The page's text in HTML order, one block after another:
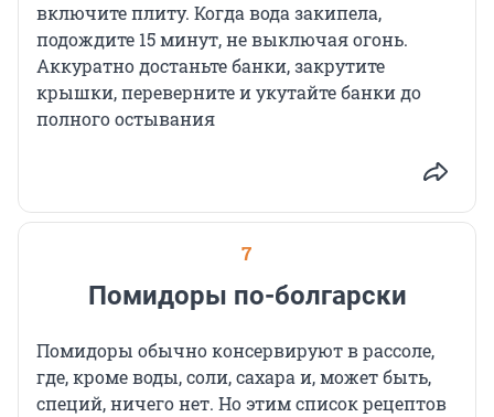
включите плиту. Когда вода закипела,
подождите 15 минут, не выключая огонь.
Аккуратно достаньте банки, закрутите
крышки, переверните и укутайте банки до
полного остывания
7
Помидоры по-болгарски
Помидоры обычно консервируют в рассоле,
где, кроме воды, соли, сахара и, может быть,
специй, ничего нет. Но этим список рецептов